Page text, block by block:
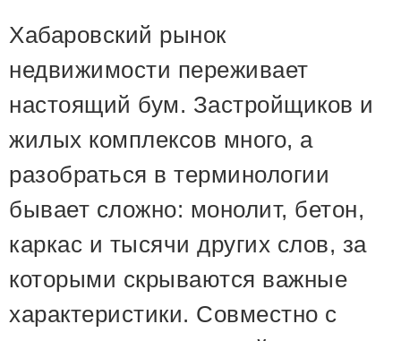
Хабаровский рынок
недвижимости переживает
настоящий бум. Застройщиков и
жилых комплексов много, а
разобраться в терминологии
бывает сложно: монолит, бетон,
каркас и тысячи других слов, за
которыми скрываются важные
характеристики. Совместно с